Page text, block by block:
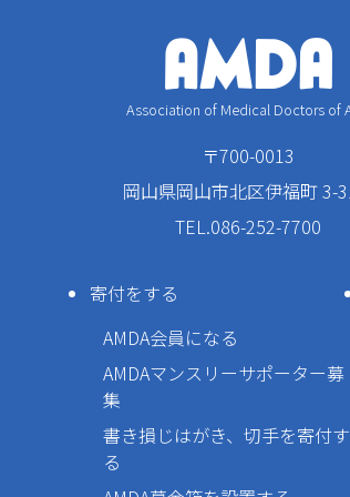
Association of Medical Doctors of
〒700-0013
岡山県岡山市北区伊福町 3-
TEL.086-252-7700
寄付をする
AMDA会員になる
AMDAマンスリーサポーター募
集
書き損じはがき、切手を寄付す
る